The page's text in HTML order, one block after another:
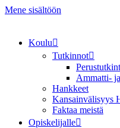
Mene sisältöön
Koulu
Tutkinnot
Ammatti-
Hankkeet
Kansainvälisyys
Faktaa meistä
Opiskelijalle